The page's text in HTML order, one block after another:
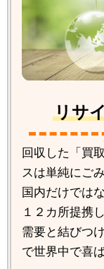
リサ
回収した「買
スは単純にご
国内だけでは
１２カ所提携
需要と結びつ
で世界中で喜